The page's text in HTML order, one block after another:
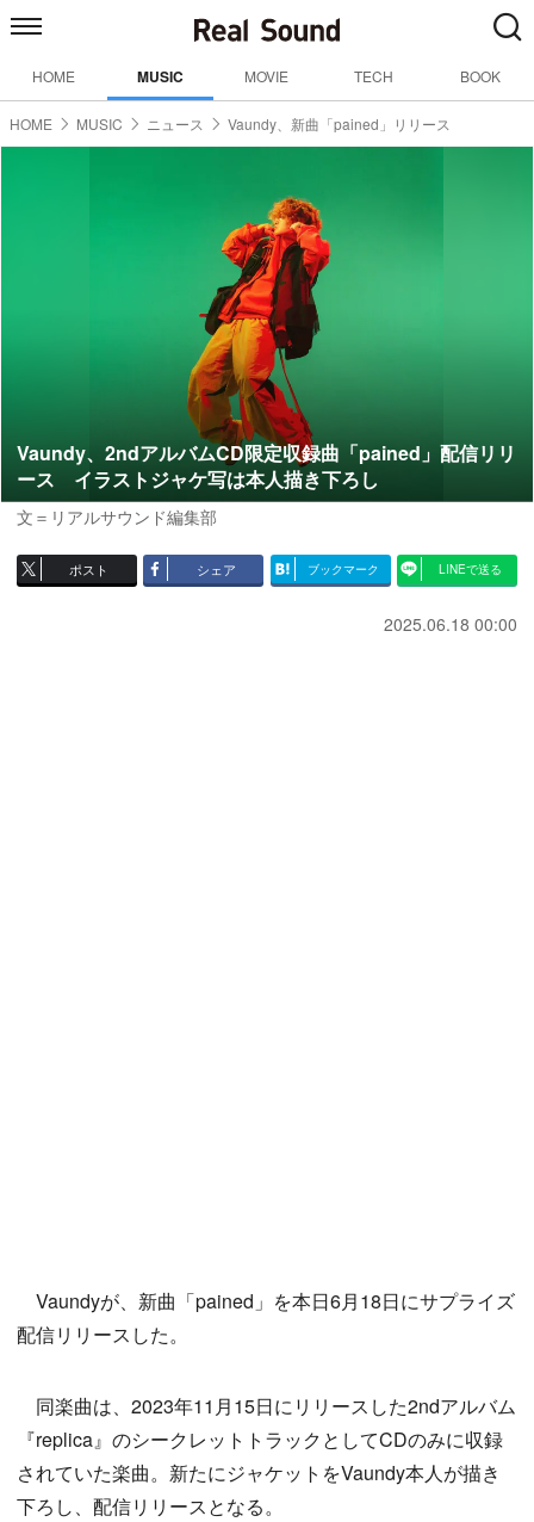
HOME MUSIC MOVIE TECH BOOK
HOME MUSIC ニュース Vaundy、新曲「pained」リリース
Vaundy、2ndアルバムCD限定収録曲「pained」配信リリ
ース イラストジャケ写は本人描き下ろし
文＝リアルサウンド編集部
ポスト シェア ブックマーク LINEで送る
2025.06.18 00:00
Vaundyが、新曲「pained」を本日6月18日にサプライズ
配信リリースした。
同楽曲は、2023年11月15日にリリースした2ndアルバム
『replica』のシークレットトラックとしてCDのみに収録
されていた楽曲。新たにジャケットをVaundy本人が描き
下ろし、配信リリースとなる。